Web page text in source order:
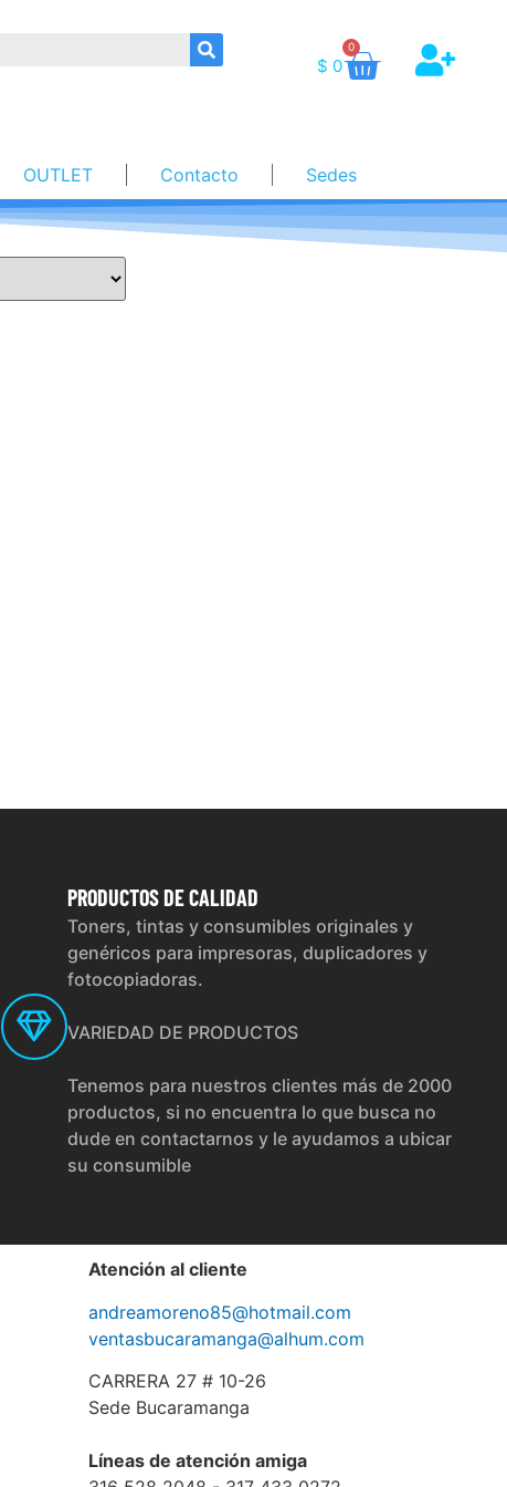
$ 0
0
OUTLET Contacto Sedes
PRODUCTOSDE CALIDAD
Toners, tintas y consumibles originales y
genéricos para impresoras, duplicadores y
fotocopiadoras.
VARIEDAD DE PRODUCTOS
Tenemos para nuestros clientes más de 2000
productos, si no encuentra lo que busca no
dude en contactarnos y le ayudamos a ubicar
su consumible
Atención al cliente
andreamoreno85@hotmail.com
ventasbucaramanga@alhum.com
CARRERA 27 # 10-26
Sede Bucaramanga
Líneas de atención amiga